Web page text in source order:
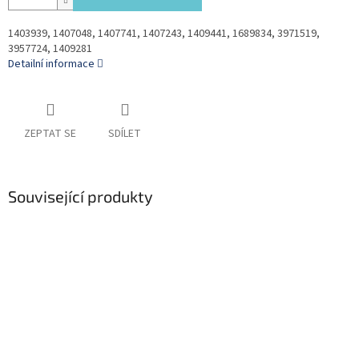
1403939, 1407048, 1407741, 1407243, 1409441, 1689834, 3971519,
3957724, 1409281
Detailní informace
ZEPTAT SE SDÍLET
Související produkty